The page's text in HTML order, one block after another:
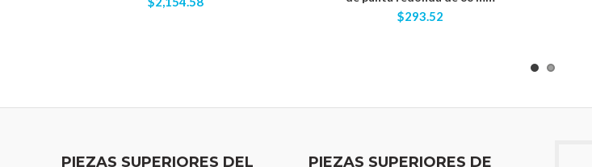
$293.52
PIEZAS SUPERIORES DEL
PIEZAS SUPERIORES DE